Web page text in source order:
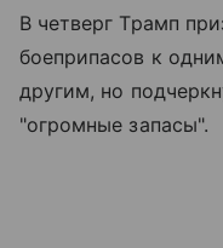
В четверг Трамп
боеприпасов к
другим, но
"огромные запасы".